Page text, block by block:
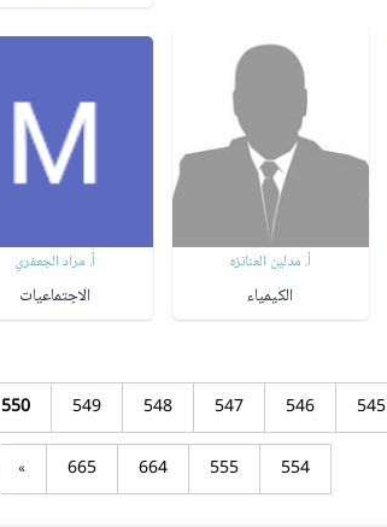
أ. مدلين العنانزه
الكيمياء
أ. مراد الجعفري
الاجتماعيات
545
546
547
548
549
550
554
555
664
665
»